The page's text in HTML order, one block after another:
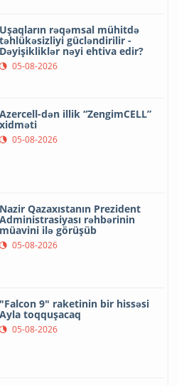
Uşaqların rəqəmsal mühitdə
təhlükəsizliyi gücləndirilir -
Dəyişikliklər nəyi ehtiva edir?
05-08-2026
Azercell-dən illik “ZengimCELL”
xidməti
05-08-2026
Nazir Qazaxıstanın Prezident
Administrasiyası rəhbərinin
müavini ilə görüşüb
05-08-2026
"Falcon 9" raketinin bir hissəsi
Ayla toqquşacaq
05-08-2026